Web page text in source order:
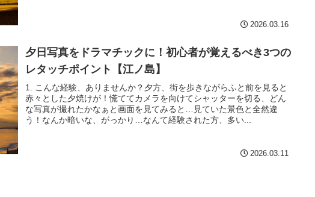
2026.03.16
夕日写真をドラマチックに！初心者が覚えるべき3つの
レタッチポイント【江ノ島】
1. こんな経験、ありませんか？夕方、街を歩きながらふと前を見ると
赤々とした夕焼けが！慌ててカメラを向けてシャッターを切る、どん
な写真が撮れたかなぁと画面を見てみると…見ていた景色と全然違
う！なんか暗いな、がっかり…なんて経験された方、多い...
2026.03.11